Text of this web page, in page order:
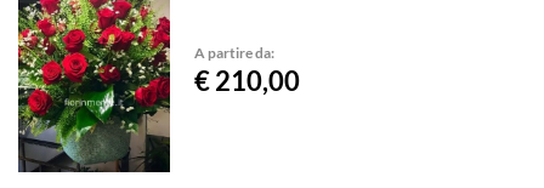
A partire da:
€ 210,00